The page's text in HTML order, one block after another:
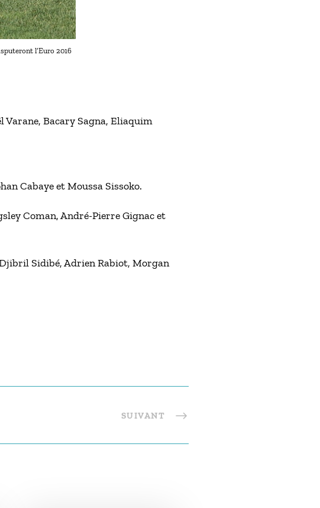
l’Euro 2016
Varane, Bacary Sagna, Eliaquim
Cabaye et Moussa Sissoko.
Coman, André-Pierre Gignac et
Sidibé, Adrien Rabiot, Morgan
SUIVANT